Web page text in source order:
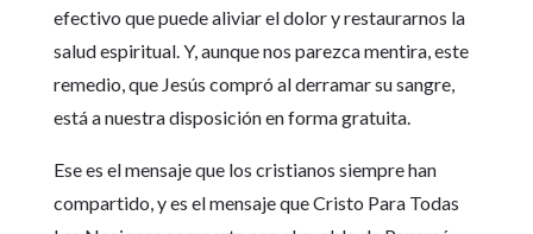
efectivo que puede aliviar el dolor y restaurarnos la
salud espiritual. Y, aunque nos parezca mentira, este
remedio, que Jesús compró al derramar su sangre,
está a nuestra disposición en forma gratuita.
Ese es el mensaje que los cristianos siempre han
compartido, y es el mensaje que Cristo Para Todas